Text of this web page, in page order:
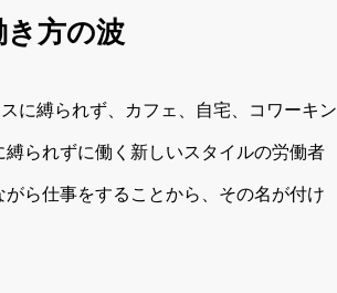
方の波
に縛られず、カフェ、自宅、コワーキン
られずに働く新しいスタイルの労働者
ら仕事をすることから、その名が付け